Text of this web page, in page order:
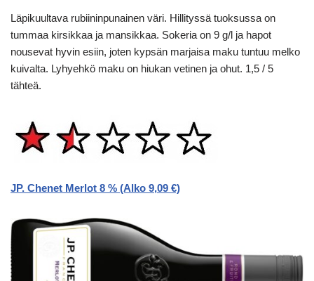
Läpikuultava rubiininpunainen väri. Hillityssä tuoksussa on
tummaa kirsikkaa ja mansikkaa. Sokeria on 9 g/l ja hapot
nousevat hyvin esiin, joten kypsän marjaisa maku tuntuu melko
kuivalta. Lyhyehkö maku on hiukan vetinen ja ohut. 1,5 / 5
tähteä.
JP. Chenet Merlot 8 % (Alko 9,09 €)